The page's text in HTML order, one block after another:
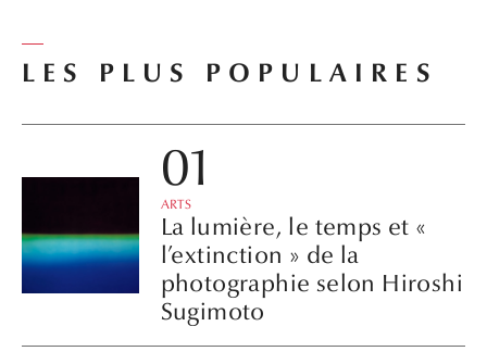
LES PLUS POPULAIRES
ARTS
La lumière, le temps et «
l’extinction » de la
photographie selon Hiroshi
Sugimoto